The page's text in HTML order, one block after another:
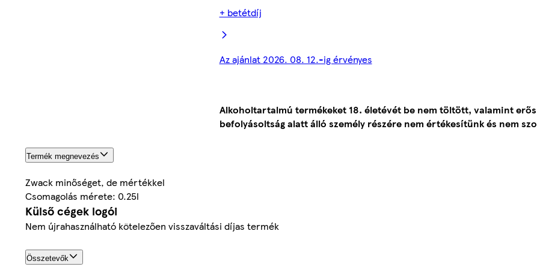
+ betétdíj
Az ajánlat 2026. 08. 12.-ig érvényes
Alkoholtartalmú termékeket 18. életévét be nem töltött, valamint
befolyásoltság alatt álló személy részére nem értékesítünk és nem
Termék megnevezés
Zwack minőséget, de mértékkel
Csomagolás mérete: 0.25l
Külső cégek logói
Nem újrahasználható kötelezően visszaváltási díjas termék
Összetevők